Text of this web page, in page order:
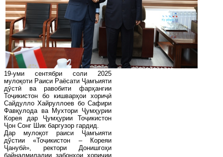
19-уми сентябри соли 2025
мулоқоти Раиси Раёсати Ҷамъияти
дӯстӣ ва равобити фарҳангии
Тоҷикистон бо кишварҳои хориҷӣ
Сайдулло Хайруллоев бо Сафири
Фавқулода ва Мухтори Ҷумҳурии
Корея дар Ҷумҳурии Тоҷикистон
Ҷон Сонг Шик баргузор гардид.
Дар мулоқот раиси Ҷамъияти
дўстии «Тоҷикистон – Кореяи
Ҷанубӣ», ректори Донишгоҳи
байналмилалии забонҳои хориҷии